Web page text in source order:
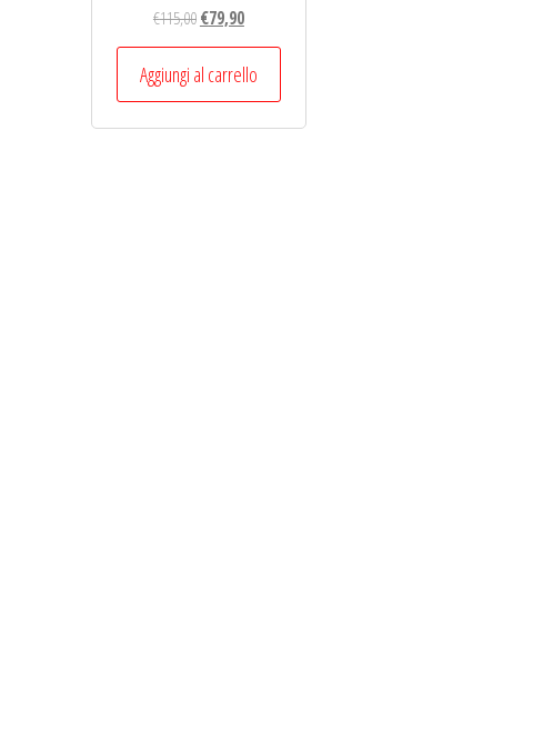
€115,00Il
prezzo
originale
era:
€115,00.
€79,90Il
prezzo
attuale
è:
€79,90.
Aggiungi al carrello